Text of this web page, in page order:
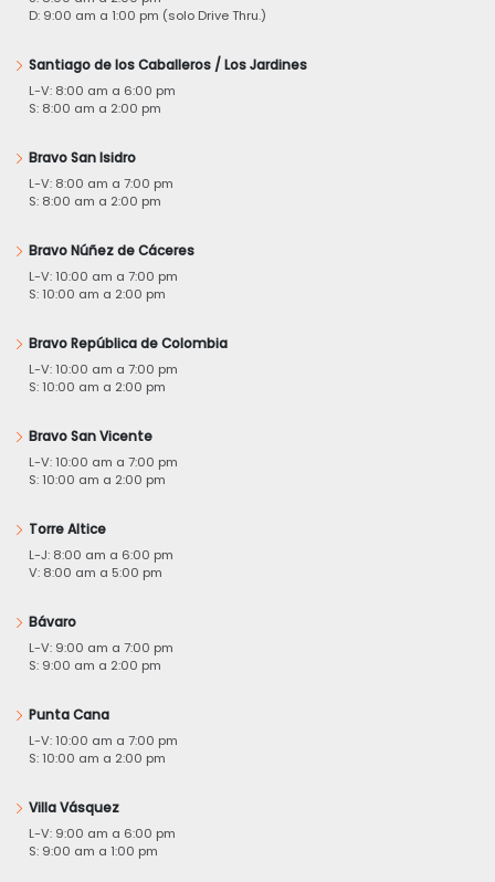
D: 9:00 am a 1:00 pm (solo Drive Thru.)
Santiago de los Caballeros / Los Jardines
L-V: 8:00 am a 6:00 pm
S: 8:00 am a 2:00 pm
Bravo San Isidro
L-V: 8:00 am a 7:00 pm
S: 8:00 am a 2:00 pm
Bravo Núñez de Cáceres
L-V: 10:00 am a 7:00 pm
S: 10:00 am a 2:00 pm
Bravo República de Colombia
L-V: 10:00 am a 7:00 pm
S: 10:00 am a 2:00 pm
Bravo San Vicente
L-V: 10:00 am a 7:00 pm
S: 10:00 am a 2:00 pm
Torre Altice
L-J: 8:00 am a 6:00 pm
V: 8:00 am a 5:00 pm
Bávaro
L-V: 9:00 am a 7:00 pm
S: 9:00 am a 2:00 pm
Punta Cana
L-V: 10:00 am a 7:00 pm
S: 10:00 am a 2:00 pm
Villa Vásquez
L-V: 9:00 am a 6:00 pm
S: 9:00 am a 1:00 pm